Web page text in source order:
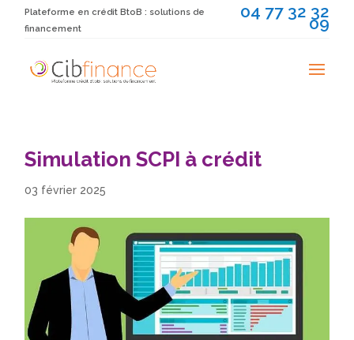
Plateforme en crédit BtoB : solutions de
financement
04 77 32 32
09
Simulation SCPI à crédit
03 février 2025